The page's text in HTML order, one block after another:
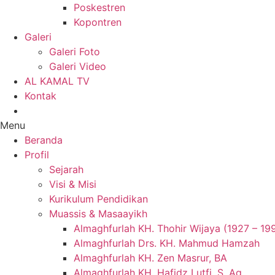
Poskestren
Kopontren
Galeri
Galeri Foto
Galeri Video
AL KAMAL TV
Kontak
Menu
Beranda
Profil
Sejarah
Visi & Misi
Kurikulum Pendidikan
Muassis & Masaayikh
Almaghfurlah KH. Thohir Wijaya (1927 –
Almaghfurlah Drs. KH. Mahmud Hamzah
Almaghfurlah KH. Zen Masrur, BA
Almaghfurlah KH. Hafidz Lutfi, S. Ag.